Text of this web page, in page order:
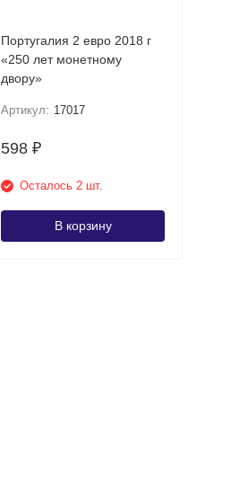
Португалия 2 евро 2018 г
«250 лет монетному
двору»
Артикул: 17017
598₽
Осталось 2 шт.
В корзину